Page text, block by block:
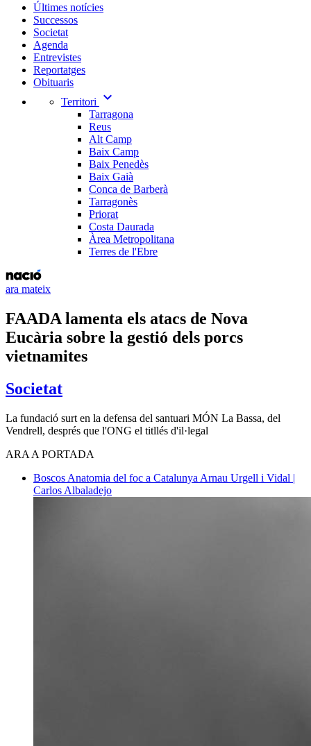
Últimes notícies
Successos
Societat
Agenda
Entrevistes
Reportatges
Obituaris
Territori
expand_more
Tarragona
Reus
Alt Camp
Baix Camp
Baix Penedès
Baix Gaià
Conca de Barberà
Tarragonès
Priorat
Costa Daurada
Àrea Metropolitana
Terres de l'Ebre
ara mateix
FAADA lamenta els atacs de Nova
Eucària sobre la gestió dels porcs
vietnamites
Societat
La fundació surt en la defensa del santuari MÓN La Bassa, del
Vendrell, després que l'ONG el titllés d'il·legal
ARA A PORTADA
Boscos Anatomia del foc a Catalunya Arnau Urgell i Vidal |
Carlos Albaladejo